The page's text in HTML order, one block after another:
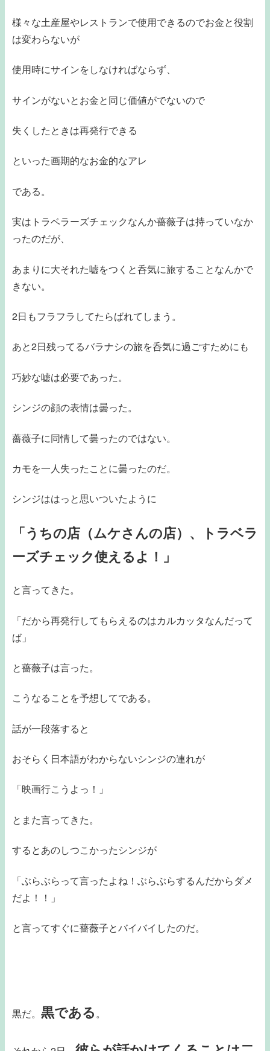
様々な土産屋やレストランで使用できるのでお金と役割
は変わらないが
使用時にサインをしなければならず、
サインがないとお金と同じ価値がでないので
失くしたときは再発行できる
といった画期的なお金的なアレ
である。
実はトラベラーズチェックなんか薔薇子は持っていなか
ったのだが、
あまりに大それた嘘をつくと呑気に旅することなんかで
きない。
2日もフラフラしてたらばれてしまう。
あと2日残ってるバラナシの旅を呑気に過ごすためにも
巧妙な嘘は必要であった。
シンジの顔の表情は曇った。
薔薇子に同情して曇ったのではない。
カモを一人失ったことに曇ったのだ。
シンジははっと思いついたように
「うちの店（ムケさんの店）、トラベラ
ーズチェック使えるよ！」
と言ってきた。
「だから再発行してもらえるのはカルカッタなんだって
ば」
と薔薇子は言った。
こうなることを予想してである。
話が一段落すると
おそらく日本語がわからないシンジの連れが
「映画行こうよっ！」
とまた言ってきた。
するとあのしつこかったシンジが
「ぶらぶらって言ったよね！ぶらぶらするんだからダメ
だよ！！」
と言ってすぐに薔薇子とバイバイしたのだ。
黒だ。 黒である。